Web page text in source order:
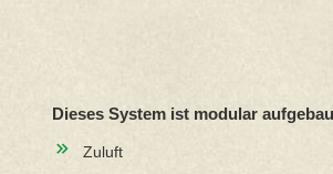
Dieses System ist modular
Zuluft